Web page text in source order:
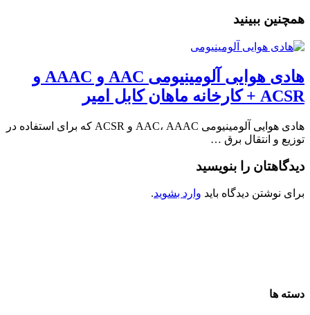
همچنین ببینید
هادی هوایی آلومینیومی AAC و AAAC و
ACSR + کارخانه ماهان کابل امیر
هادی هوایی آلومینیومی AAC، AAAC و ACSR که برای استفاده در
توزیع و انتقال برق …
دیدگاهتان را بنویسید
برای نوشتن دیدگاه باید وارد بشوید.
دسته ها